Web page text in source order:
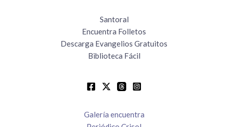
Santoral
Encuentra Folletos
Descarga Evangelios Gratuitos
Biblioteca Fácil
Galería encuentra